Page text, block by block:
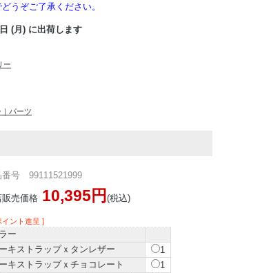
うぞご了承ください。
(月) に出荷します
ー
パーツ
番号 99111521999
販売価格 10,395円(税込)
イント進呈 ]
ー
キストラップｘタンレザー
1
キストラップｘチョコレート
1